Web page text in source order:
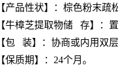
【产品性状】：棕色粉末疏
【牛樟芝提取物储 存】：置
【包 装】：协商或内用双
【保质期】：24个月。